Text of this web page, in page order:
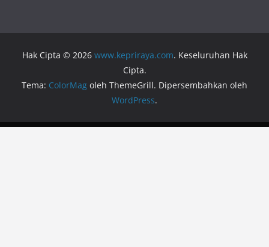
Hak Cipta © 2026 www.kepriraya.com. Keseluruhan Hak
Cipta.
Tema: ColorMag oleh ThemeGrill. Dipersembahkan oleh
WordPress.